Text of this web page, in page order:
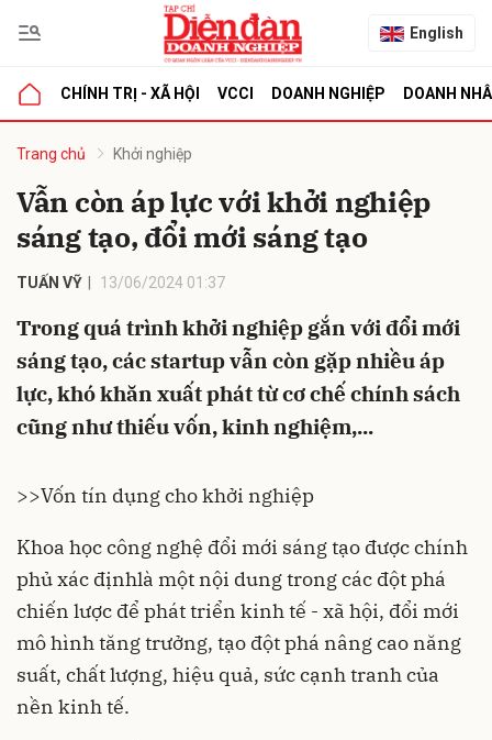
English
CHÍNH TRỊ - XÃ HỘI VCCI DOANH NGHIỆP DOANH
Trang chủ Khởi nghiệp
Vẫn còn áp lực với khởi nghiệp
sáng tạo, đổi mới sáng tạo
TUẤN VỸ 13/06/2024 01:37
Trong quá trình khởi nghiệp gắn với đổi mới
sáng tạo, các startup vẫn còn gặp nhiều áp
lực, khó khăn xuất phát từ cơ chế chính sách
cũng như thiếu vốn, kinh nghiệm,...
>>Vốn tín dụng cho khởi nghiệp
Khoa học công nghệ đổi mới sáng tạo được chính
phủ xác địnhlà một nội dung trong các đột phá
chiến lược để phát triển kinh tế - xã hội, đổi mới
mô hình tăng trưởng, tạo đột phá nâng cao năng
suất, chất lượng, hiệu quả, sức cạnh tranh của
nền kinh tế.
luận
Hủy